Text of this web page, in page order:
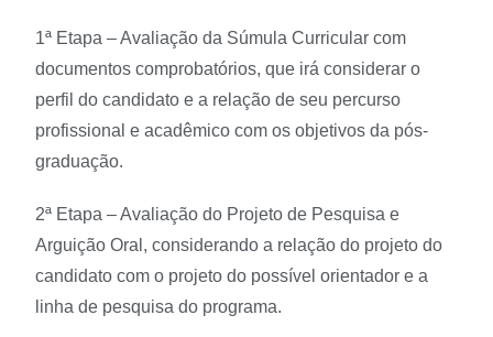
1ª Etapa – Avaliação da Súmula Curricular com
documentos comprobatórios, que irá considerar o
perfil do candidato e a relação de seu percurso
profissional e acadêmico com os objetivos da pós-
graduação.
2ª Etapa – Avaliação do Projeto de Pesquisa e
Arguição Oral, considerando a relação do projeto do
candidato com o projeto do possível orientador e a
linha de pesquisa do programa.